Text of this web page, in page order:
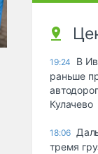
19:24
В
раньше
Кулачево
18:06
тремя